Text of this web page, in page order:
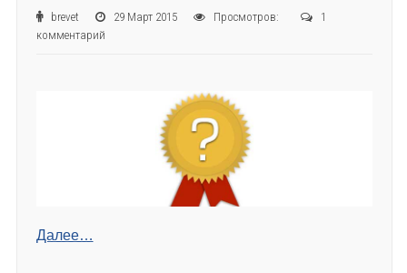
brevet 29 Март 2015 Просмотров:
1
комментарий
Далее…